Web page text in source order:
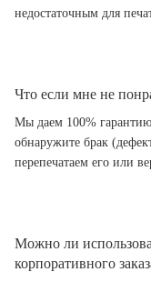
недостаточным для
Что если мне не
Мы даем 100% гарантию
обнаружите брак
перепечатаем его или
Можно ли
корпоративного